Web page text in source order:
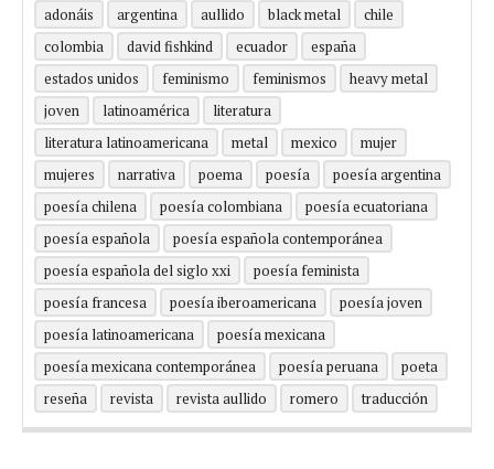
adonáis argentina aullido black metal
chile
colombia
david fishkind ecuador
españa
estados unidos
feminismo feminismos
heavy metal
joven
latinoamérica
literatura
literatura latinoamericana
metal mexico
mujer
mujeres
narrativa poema poesía
poesía argentina
poesía chilena
poesía colombiana
poesía ecuatoriana
poesía española
poesía española contemporánea
poesía española del siglo xxi
poesía feminista
poesía francesa
poesía iberoamericana
poesía joven
poesía latinoamericana
poesía mexicana
poesía mexicana contemporánea
poesía peruana
poeta
reseña
revista revista aullido romero traducción